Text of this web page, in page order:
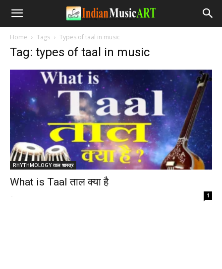
Home Tags Types of taal in music
Tag: types of taal in music
RHYTHMOLOGY ताल शास्त्र
What is Taal ताल क्या है
- 1